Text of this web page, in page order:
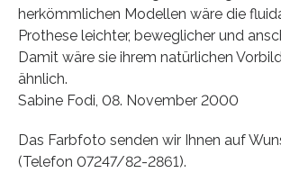
herkömmlichen Modellen wäre die
Prothese leichter, beweglicher und
Damit wäre sie ihrem natürlichen
ähnlich.
Sabine Fodi, 08. November 2000
Das Farbfoto senden wir Ihnen auf
(Telefon 07247/82-2861).